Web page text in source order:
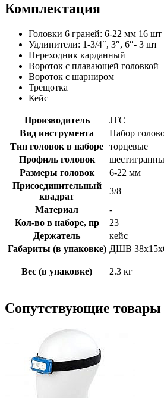
Комплектация
Головки 6 граней: 6-22 мм 16 шт
Удлинители: 1-3/4″, 3″, 6″- 3 шт
Переходник карданный
Вороток с плавающей головкой
Вороток с шарниром
Трещотка
Кейс
Производитель
JTC
Вид инструмента
Набор
Тип головок в наборе торцевые
Профиль головок
Размеры головок
6-22 мм
Присоединительный
квадрат
3/8
Материал
-
Кол-во в наборе, пр
23
Держатель
кейс
Габариты (в упаковке) ДШВ
Вес (в упаковке) 2.3 кг
Сопутствующие товары